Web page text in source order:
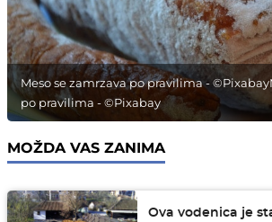
Meso se zamrzava po pravilima -
po pravilima - ©Pixabay
MOŽDA VAS ZANIMA
Ova vodenica je